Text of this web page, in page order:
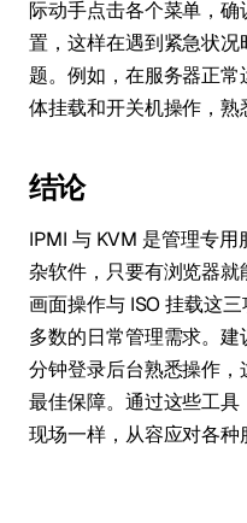
际动手点击各个菜单，
置，这样在遇到紧急状
题。例如，在服务器正
体挂载和开关机操作，熟
结论
IPMI 与 KVM 是管理专
杂软件，只要有浏览器
画面操作与 ISO 挂载这
多数的日常管理需求。
分钟登录后台熟悉操作
最佳保障。通过这些工
现场一样，从容应对各种